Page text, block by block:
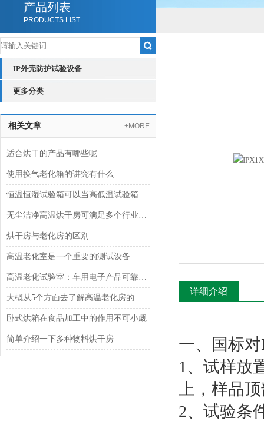
产品列表
PRODUCTS LIST
IP外壳防护试验设备
更多分类
相关文章 +MORE
适合烘干的产品有哪些呢
使用换气老化箱的讲究有什么
恒温恒湿试验箱可以当高低温试验箱使用吗？
无尘洁净高温烘干房可满足多个行业需求
烘干房与老化房的区别
高温老化室是一个重要的测试设备
高温老化试验室：车用电子产品可靠性验证的“炼金炉”
大概从5个方面去了解高温老化房的价格
卧式烘箱在食品加工中的作用不可小觑
简单介绍一下多种物料烘干房
详细介绍
一、国标对
1、试样放
上，样品
2、试验条